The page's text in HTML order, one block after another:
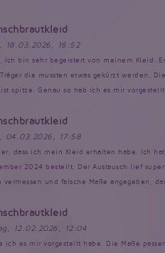
18.03.2026, 16:52
Ich bin sehr begeistert von meinem Kleid.
die mussten etwas gekürzt werden.
spitze. Genau so hab ich es mir vorgestellt.
04.03.2026, 17:58
dass ich mein Kleid erhalten habe. Ich
2024 bestellt. Der Austausch lief
und falsche Maße angegeben,
12.02.2026, 12:04
ich es mir vorgestellt habe. Die Maße